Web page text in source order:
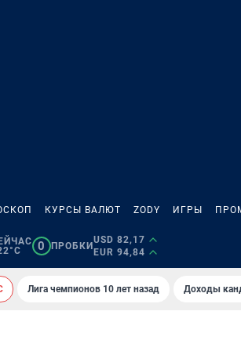
КУРСЫ ВАЛЮТ ZODY ИГРЫ
0 ПРОБКИ
USD 82,17
EUR 94,84
Лига чемпионов 10 лет назад Доходы